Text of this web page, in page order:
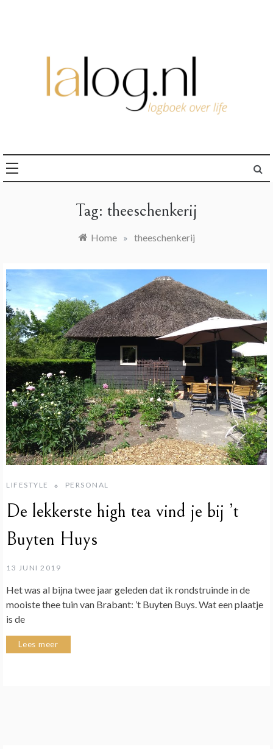
Tag: theeschenkerij
Home » theeschenkerij
LIFESTYLE PERSONAL
De lekkerste high tea vind je bij ’t
Buyten Huys
13 JUNI 2019
Het was al bijna twee jaar geleden dat ik rondstruinde in de
mooiste thee tuin van Brabant: ’t Buyten Buys. Wat een plaatje
is de
Lees meer